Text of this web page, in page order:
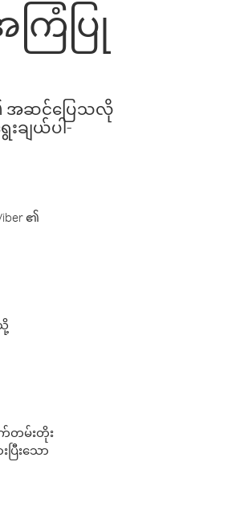
ြံပြု
၏ အဆင်ပြေသလို
ချယ်ပါ-
၏
က်တမ်းတိုး
ြီးသော